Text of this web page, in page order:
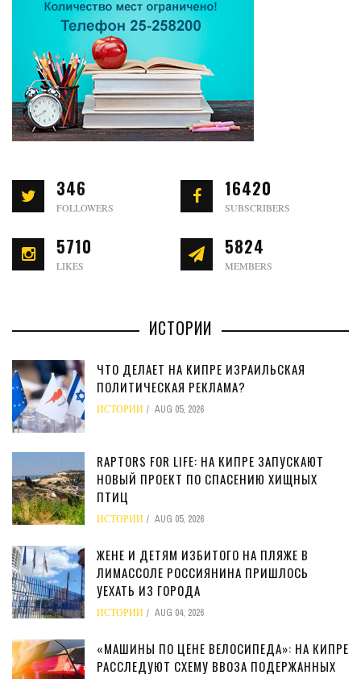
346
FOLLOWERS
16420
SUBSCRIBERS
5710
LIKES
5824
MEMBERS
ИСТОРИИ
ЧТО ДЕЛАЕТ НА КИПРЕ ИЗРАИЛЬСКАЯ
ПОЛИТИЧЕСКАЯ РЕКЛАМА?
ИСТОРИИ AUG 05, 2026
RAPTORS FOR LIFE: НА КИПРЕ ЗАПУСКАЮТ
НОВЫЙ ПРОЕКТ ПО СПАСЕНИЮ ХИЩНЫХ
ПТИЦ
ИСТОРИИ AUG 05, 2026
ЖЕНЕ И ДЕТЯМ ИЗБИТОГО НА ПЛЯЖЕ В
ЛИМАССОЛЕ РОССИЯНИНА ПРИШЛОСЬ
УЕХАТЬ ИЗ ГОРОДА
ИСТОРИИ AUG 04, 2026
«МАШИНЫ ПО ЦЕНЕ ВЕЛОСИПЕДА»: НА КИПРЕ
РАССЛЕДУЮТ СХЕМУ ВВОЗА ПОДЕРЖАННЫХ